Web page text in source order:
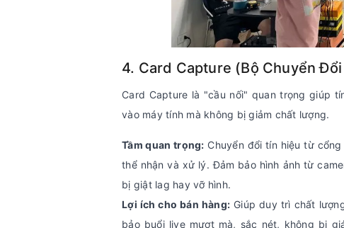
4. Card Capture (Bộ Chuyển
Card Capture là "cầu nối" quan trọng giúp
vào máy tính mà không bị giảm chất lượng.
Tầm quan trọng: Chuyển đổi tín hiệu từ
thể nhận và xử lý. Đảm bảo hình ảnh từ
bị giật lag hay vỡ hình.
Lợi ích cho bán hàng: Giúp duy trì chất
bảo buổi live mượt mà, sắc nét, không bị